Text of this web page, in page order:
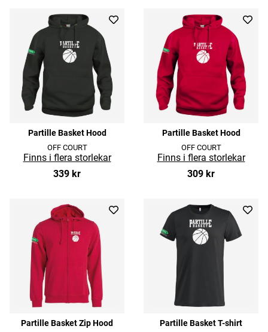
Partille Basket Hood
OFF COURT
339 kr
Partille Basket Hood
OFF COURT
309 kr
Partille Basket Zip Hood Partille Basket T-shirt